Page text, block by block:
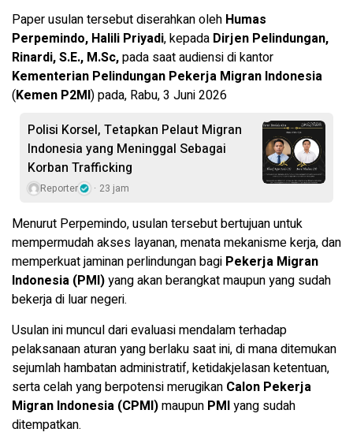
Paper usulan tersebut diserahkan oleh Humas
Perpemindo, Halili Priyadi, kepada Dirjen Pelindungan,
Rinardi, S.E., M.Sc,pada saat audiensi di kantor
Kementerian Pelindungan Pekerja Migran Indonesia
(Kemen P2MI) pada, Rabu, 3 Juni 2026
Polisi Korsel, Tetapkan Pelaut Migran
Indonesia yang Meninggal Sebagai
Korban Trafficking
Reporter 23 jam
Menurut Perpemindo, usulan tersebut bertujuan untuk
mempermudah akses layanan, menata mekanisme kerja, dan
memperkuat jaminan perlindungan bagi Pekerja Migran
Indonesia (PMI)yang akan berangkat maupun yang sudah
bekerja di luar negeri.
Usulan ini muncul dari evaluasi mendalam terhadap
pelaksanaan aturan yang berlaku saat ini, di mana ditemukan
sejumlah hambatan administratif, ketidakjelasan ketentuan,
serta celah yang berpotensi merugikan Calon Pekerja
Migran Indonesia (CPMI)maupun PMIyang sudah
ditempatkan.